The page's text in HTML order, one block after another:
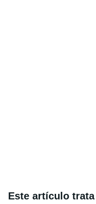
Este artículo